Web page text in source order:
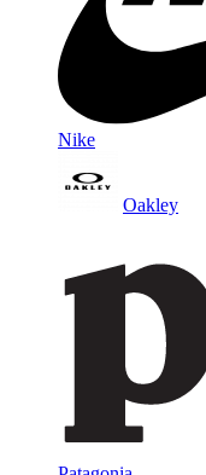
Nike
Oakley